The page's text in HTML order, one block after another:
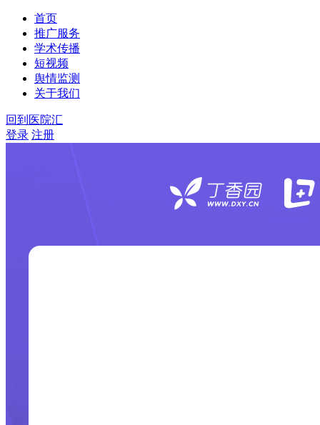
首页
推广服务
学术传播
短视频
舆情监测
关于我们
回到医院汇
登录 注册